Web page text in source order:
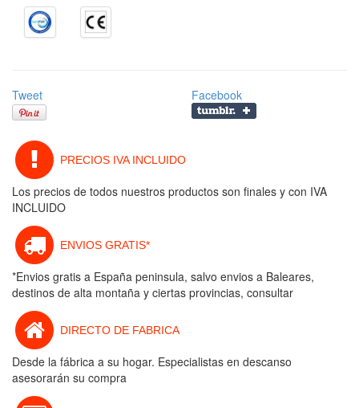
Tweet Facebook
PRECIOS IVA INCLUIDO
Los precios de todos nuestros productos son finales y con IVA
INCLUIDO
ENVIOS GRATIS*
*Envios gratis a España peninsula, salvo envios a Baleares,
destinos de alta montaña y ciertas provincias, consultar
DIRECTO DE FABRICA
Desde la fábrica a su hogar. Especialistas en descanso
asesorarán su compra